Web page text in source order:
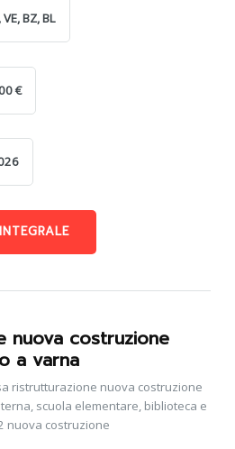
BZ, BL
€
nuova costruzione
a varna
ristrutturazione nuova costruzione
scuola elementare, biblioteca e
nuova costruzione